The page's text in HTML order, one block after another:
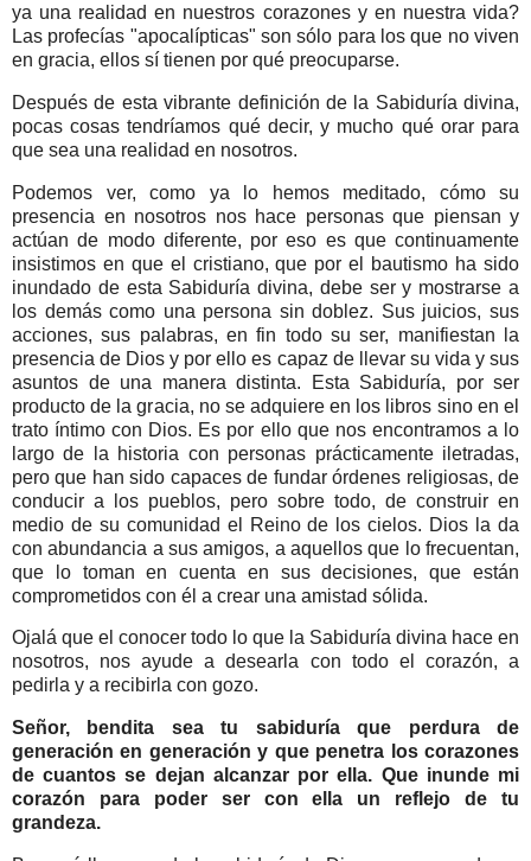
ya una realidad en nuestros corazones y en nuestra vida?
Las profecías "apocalípticas" son sólo para los que no viven
en gracia, ellos sí tienen por qué preocuparse.
Después de esta vibrante definición de la Sabiduría divina,
pocas cosas tendríamos qué decir, y mucho qué orar para
que sea una realidad en nosotros.
Podemos ver, como ya lo hemos meditado, cómo su
presencia en nosotros nos hace personas que piensan y
actúan de modo diferente, por eso es que continuamente
insistimos en que el cristiano, que por el bautismo ha sido
inundado de esta Sabiduría divina, debe ser y mostrarse a
los demás como una persona sin doblez. Sus juicios, sus
acciones, sus palabras, en fin todo su ser, manifiestan la
presencia de Dios y por ello es capaz de llevar su vida y sus
asuntos de una manera distinta. Esta Sabiduría, por ser
producto de la gracia, no se adquiere en los libros sino en el
trato íntimo con Dios. Es por ello que nos encontramos a lo
largo de la historia con personas prácticamente iletradas,
pero que han sido capaces de fundar órdenes religiosas, de
conducir a los pueblos, pero sobre todo, de construir en
medio de su comunidad el Reino de los cielos. Dios la da
con abundancia a sus amigos, a aquellos que lo frecuentan,
que lo toman en cuenta en sus decisiones, que están
comprometidos con él a crear una amistad sólida.
Ojalá que el conocer todo lo que la Sabiduría divina hace en
nosotros, nos ayude a desearla con todo el corazón, a
pedirla y a recibirla con gozo.
Señor, bendita sea tu sabiduría que perdura de
generación en generación y que penetra los corazones
de cuantos se dejan alcanzar por ella. Que inunde mi
corazón para poder ser con ella un reflejo de tu
grandeza.